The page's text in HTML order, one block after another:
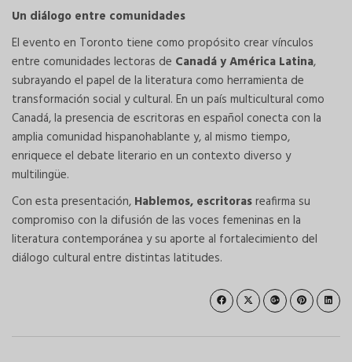
Un diálogo entre comunidades
El evento en Toronto tiene como propósito crear vínculos
entre comunidades lectoras de Canadá y América Latina,
subrayando el papel de la literatura como herramienta de
transformación social y cultural. En un país multicultural como
Canadá, la presencia de escritoras en español conecta con la
amplia comunidad hispanohablante y, al mismo tiempo,
enriquece el debate literario en un contexto diverso y
multilingüe.
Con esta presentación, Hablemos, escritorasreafirma su
compromiso con la difusión de las voces femeninas en la
literatura contemporánea y su aporte al fortalecimiento del
diálogo cultural entre distintas latitudes.